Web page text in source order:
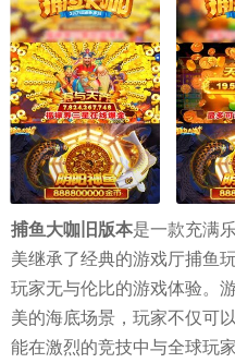
捕鱼大咖旧版本是一款充满
美继承了经典的游戏厅捕鱼
玩家无与伦比的游戏体验。
美的海底场景，玩家不仅可
能在激烈的竞技中与全球玩